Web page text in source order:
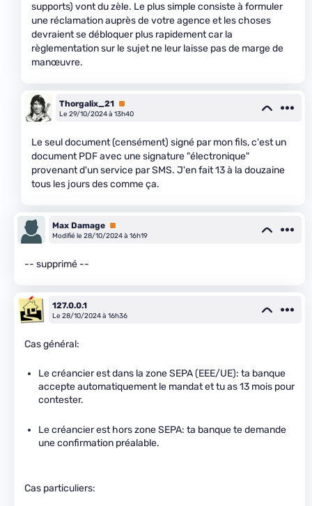
supports) vont du zèle. Le plus simple consiste à formuler
une réclamation auprès de votre agence et les choses
devraient se débloquer plus rapidement car la
règlementation sur le sujet ne leur laisse pas de marge de
manœuvre.
Thorgalix_21 Premium
Le 29/10/2024 à 13h40
Le seul document (censément) signé par mon fils, c'est un
document PDF avec une signature "électronique"
provenant d'un service par SMS. J'en fait 13 à la douzaine
tous les jours des comme ça.
Max Damage Premium
Modifié le 28/10/2024 à 16h19
-- supprimé --
127.0.0.1
Le 28/10/2024 à 16h36
Cas général:
Le créancier est dans la zone SEPA (EEE/UE): ta banque
accepte automatiquement le mandat et tu as 13 mois pour
contester.
Le créancier est hors zone SEPA: ta banque te demande
une confirmation préalable.
Cas particuliers: